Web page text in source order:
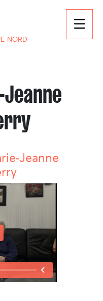
NORD
Jeanne